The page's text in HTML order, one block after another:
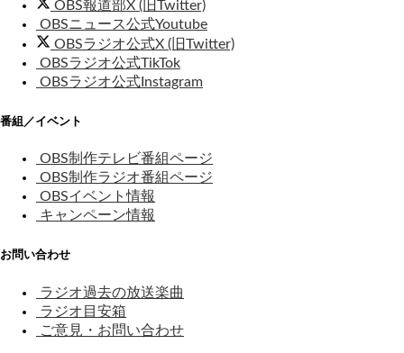
OBS報道部X (旧Twitter)
OBSニュース公式Youtube
OBSラジオ公式X (旧Twitter)
OBSラジオ公式TikTok
OBSラジオ公式Instagram
番組／イベント
OBS制作テレビ番組ページ
OBS制作ラジオ番組ページ
OBSイベント情報
キャンペーン情報
お問い合わせ
ラジオ過去の放送楽曲
ラジオ目安箱
ご意見・お問い合わせ